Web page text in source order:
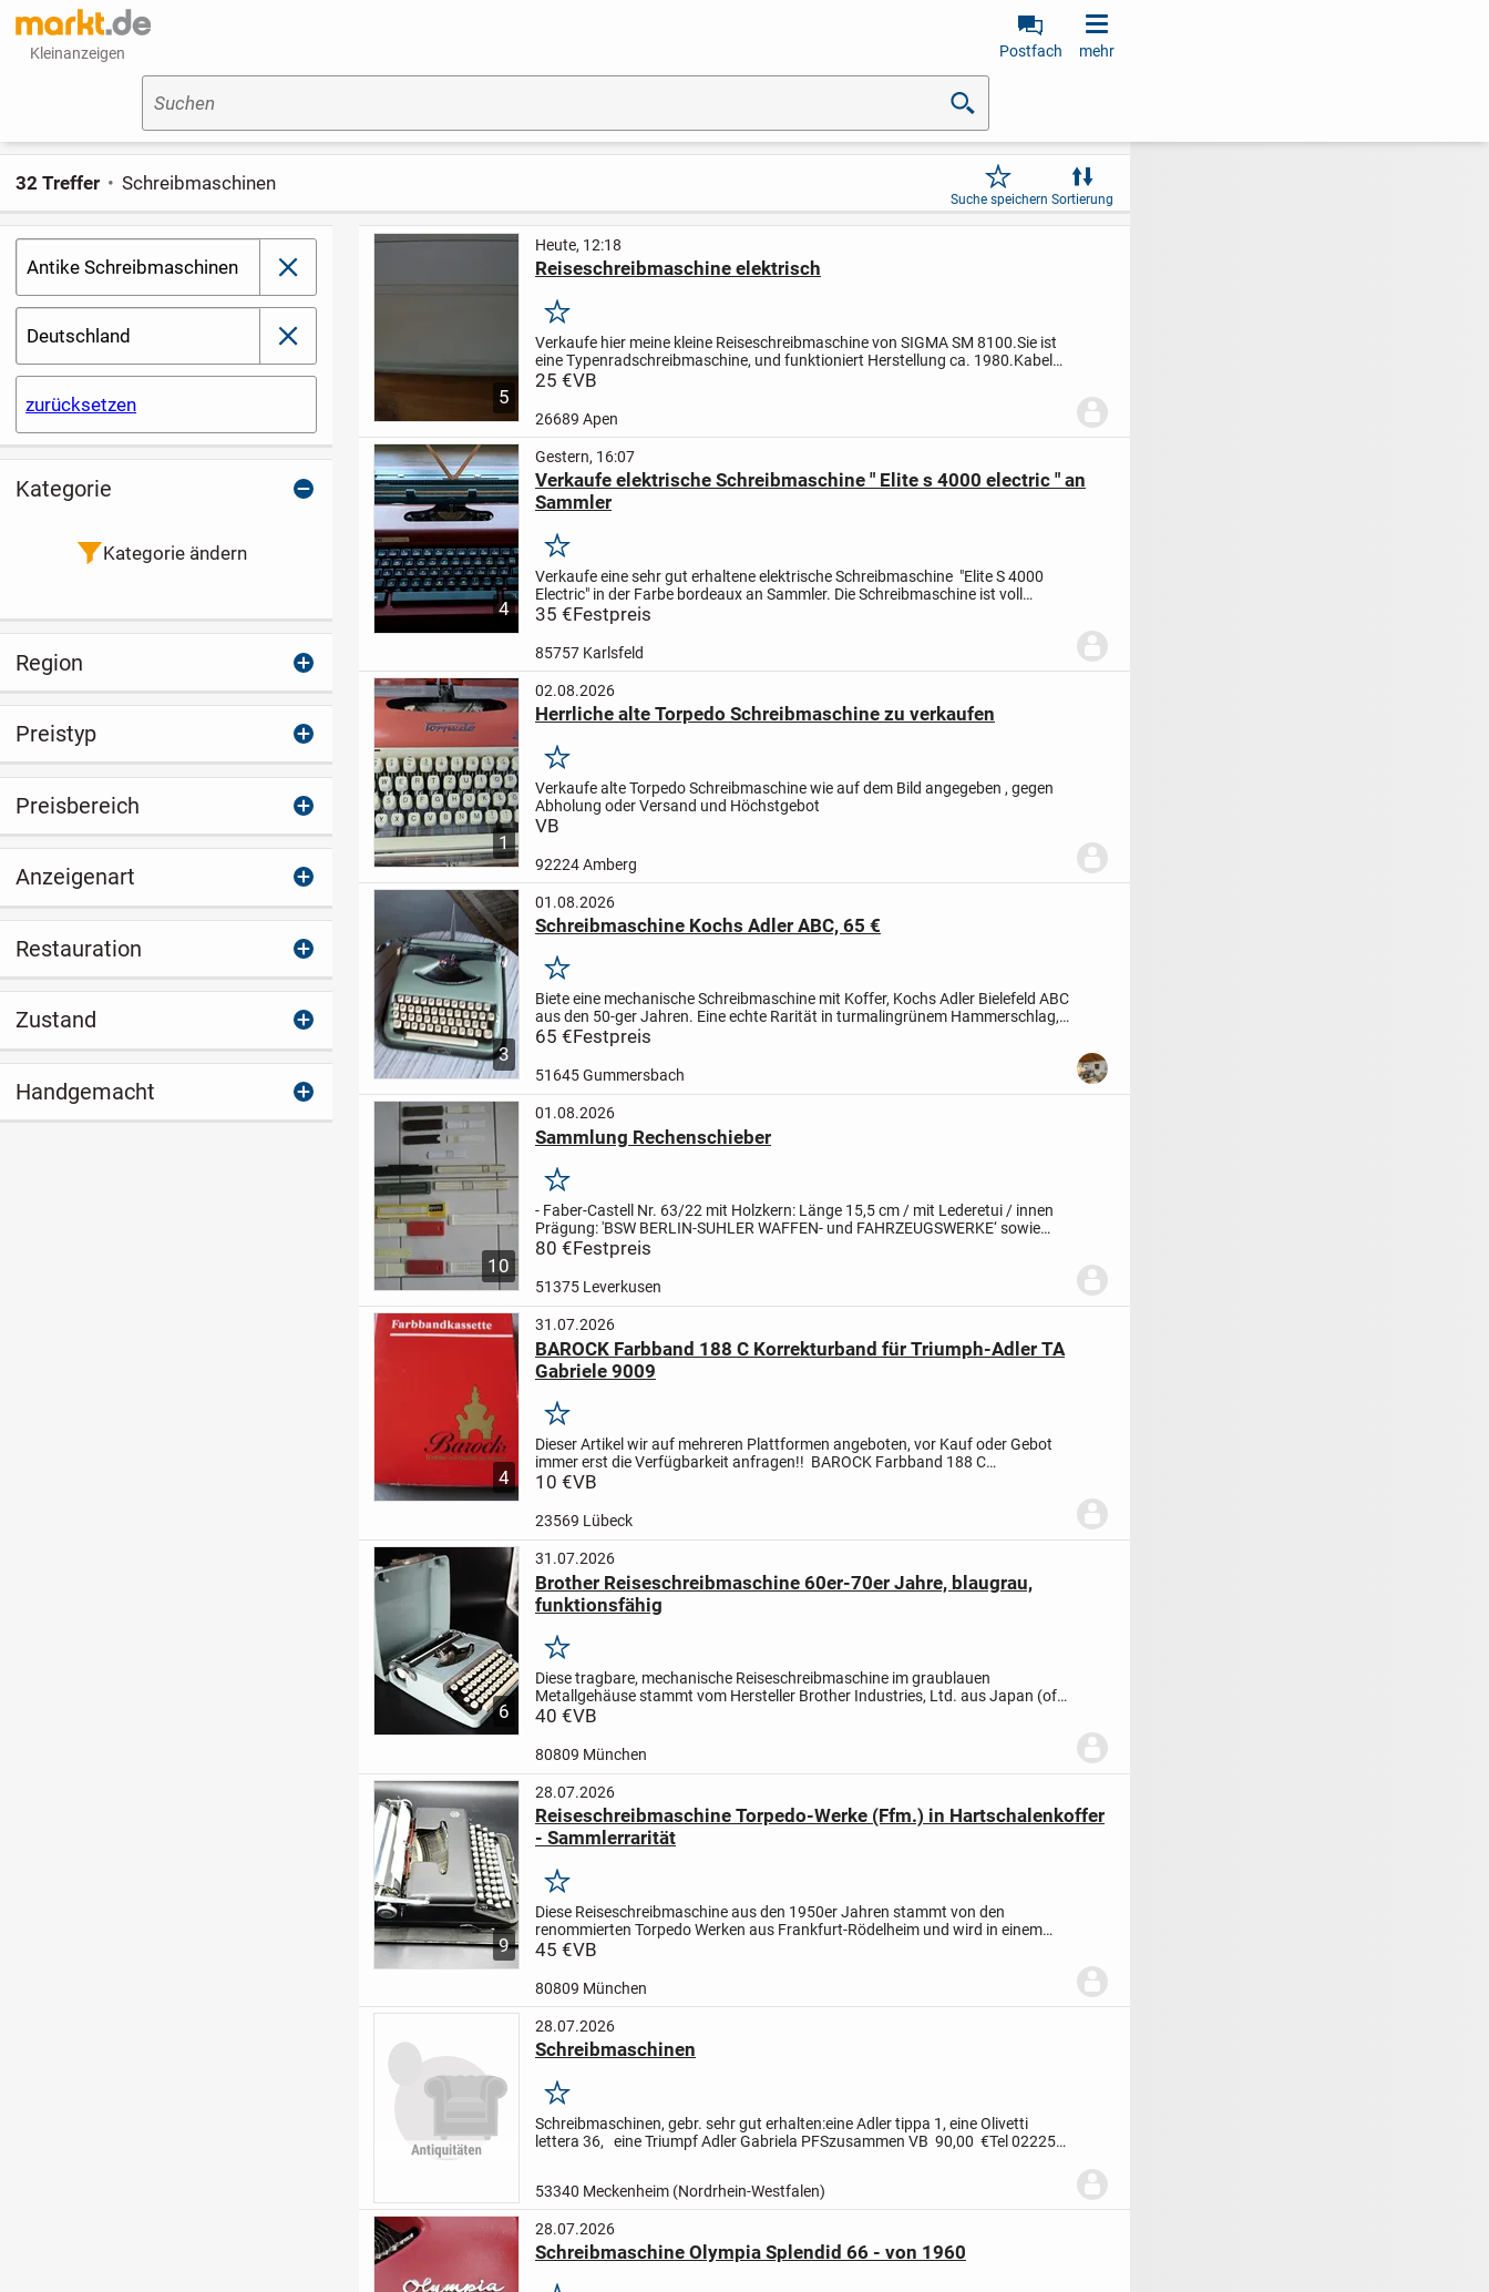
Kleinanzeigen Postfach mehr
Suchen
Antike Schreibmaschinen schließen
Deutschland schließen
zurücksetzen
32 Treffer Schreibmaschinen
Suche speichern Sortierung
5
Heute, 12:18
Reiseschreibmaschine elektrisch
Merken
Verkaufe hier meine kleine Reiseschreibmaschine von SIGMA SM 8100.Sie ist
eine Typenradschreibmaschine, und funktioniert Herstellung ca. 1980.Kabel
und Bedienungsanleitung vorhanden
25 €VB
26689 Apen
4
Gestern, 16:07
Verkaufe elektrische Schreibmaschine " Elite s 4000 electric " an
Sammler
Merken
Verkaufe eine sehr gut erhaltene elektrische Schreibmaschine "Elite S 4000
Electric" in der Farbe bordeaux an Sammler. Die Schreibmaschine ist voll
funktionsfähig. Es fehlt das Korrekturband und es...
35 €Festpreis
85757 Karlsfeld
1
02.08.2026
Herrliche alte Torpedo Schreibmaschine zu verkaufen
Merken
Verkaufe alte Torpedo Schreibmaschine wie auf dem Bild angegeben , gegen
Abholung oder Versand und Höchstgebot
VB
92224 Amberg
3
01.08.2026
Schreibmaschine Kochs Adler ABC, 65 €
Merken
Biete eine mechanische Schreibmaschine mit Koffer, Kochs Adler Bielefeld ABC
aus den 50-ger Jahren. Eine echte Rarität in turmalingrünem Hammerschlag,
ohne Gebrauchsspuren.
65 €Festpreis
51645 Gummersbach
10
01.08.2026
Sammlung Rechenschieber
Merken
- Faber-Castell Nr. 63/22 mit Holzkern: Länge 15,5 cm / mit Lederetui / innen
Prägung: 'BSW BERLIN-SUHLER WAFFEN- und FAHRZEUGSWERKE‘ sowie
'WILHELM-GUSTLOFF-STIFTUNG, WEIMAR‘
80 €Festpreis
51375 Leverkusen
4
31.07.2026
BAROCK Farbband 188 C Korrekturband für Triumph-Adler TA
Gabriele 9009
Merken
Dieser Artikel wir auf mehreren Plattformen angeboten, vor Kauf oder Gebot
immer erst die Verfügbarkeit anfragen!! BAROCK Farbband 188 C
Korrekturband für Triumph-Adler TA Gabriele 9009
10 €VB
23569 Lübeck
6
31.07.2026
Brother Reiseschreibmaschine 60er-70er Jahre, blaugrau,
funktionsfähig
Merken
Diese tragbare, mechanische Reiseschreibmaschine im graublauen
Metallgehäuse stammt vom Hersteller Brother Industries, Ltd. aus Japan (oft
baugleich mit Modellen wie der Brother De Luxe oder...
40 €VB
80809 München
9
28.07.2026
Reiseschreibmaschine Torpedo-Werke (Ffm.) in Hartschalenkoffer
- Sammlerrarität
Merken
Diese Reiseschreibmaschine aus den 1950er Jahren stammt von den
renommierten Torpedo Werken aus Frankfurt-Rödelheim und wird in einem
robusten Hartschalenkoffer geliefert mit dem die Maschine über...
45 €VB
80809 München
28.07.2026
Schreibmaschinen
Merken
Schreibmaschinen, gebr. sehr gut erhalten:eine Adler tippa 1, eine Olivetti
lettera 36, eine Triumpf Adler Gabriela PFSzusammen VB 90,00 €Tel 02225
53340 Meckenheim (Nordrhein-Westfalen)
28.07.2026
Schreibmaschine Olympia Splendid 66 - von 1960
Kategorie
Kategorie ändern
Region
Preistyp
Preisbereich
Anzeigenart
Restauration
Zustand
Handgemacht